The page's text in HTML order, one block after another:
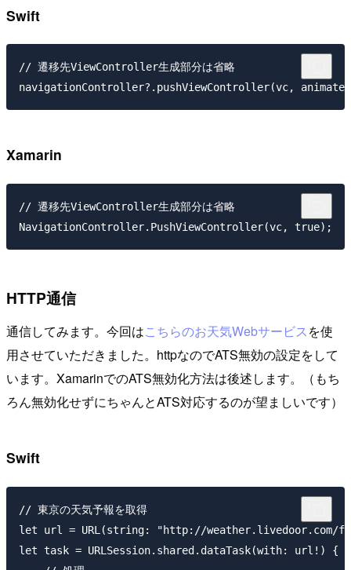
Swift
// 遷移先ViewController生成部分は省略
Xamarin
// 遷移先ViewController生成部分は省略
HTTP通信
通信してみます。今回はこちらのお天気Webサービス を使
用させていただきました。httpなのでATS無効の設定をして
います。XamarinでのATS無効化方法は後述します。（もち
ろん無効化せずにちゃんとATS対応するのが望ましいです）
Swift
// 東京の天気予報を取得
let url = URL(string: "http://weather.livedoor.com/
let task = URLSession.shared.dataTask(with: url!) {